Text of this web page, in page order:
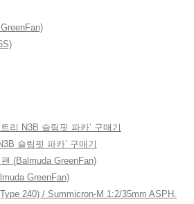
리 N3B 슬림핏 파카’ 구매기
슬림핏 파카’ 구매기
(Balmuda GreenFan)
GreenFan)
240) / Summicron-M 1:2/35mm ASPH.